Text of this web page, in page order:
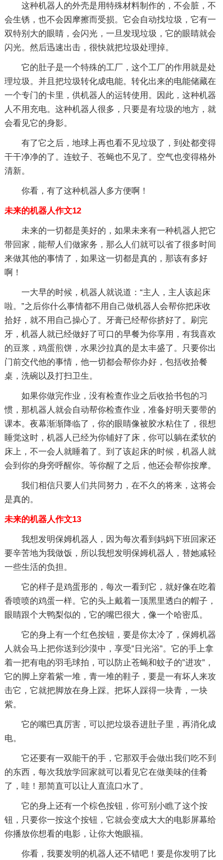
这种机器人的外壳是用特殊材料制作的，不会脏，不
会生锈，也不会因摩擦而受损。它会自动找垃圾，它有一
双特别大的眼睛，会闪光，一旦发现垃圾，它的眼睛就会
闪光。然后迅速出击，很快就把垃圾处理掉。
它的肚子是一个特殊的工厂，这个工厂的作用就是处
理垃圾。并且把垃圾转化成电能。转化出来的电能储藏在
一个专门的卡里，供机器人的运转使用。因此，这种机器
人不用充电。这种机器人很多，只要是有垃圾的地方，就
会看见它的身影。
有了它之后，地球上再也看不见垃圾了，到处都变得
干干净净的了。连蚊子、苍蝇也不见了。空气也变得格外
清新。
你看，有了这种机器人多方便啊！
未来的机器人作文12
未来的一切都是美好的，如果未来有一种机器人把它
带回家，能帮人们做家务，那么人们就可以省了很多时间
来做其他的事情了，如果这一切都是真的，那该有多好
啊！
一大早的时候，机器人就说道：“主人，主人该起床
啦。”之后你什么事情都不用自己做机器人会帮你把床收
拾好，就不用自己操心了。牙膏已经帮你挤好了。刷完
牙，机器人就已经做好了可口的早餐为你享用，有我喜欢
的豆浆，鸡蛋煎饼，水果沙拉真的是太丰盛了。只要你出
门前交代他的事情，他一切都会帮你办好，包括收拾餐
桌，洗碗以及打扫卫生。
如果你做完作业，没有检查作业之后收拾书包的习
惯，那机器人就会自动帮你检查作业，准备好明天要带的
课本。夜幕渐渐降临了，你的眼睛像被胶水粘住了，很想
睡觉这时，机器人已经为你铺好了床，你可以躺在柔软的
床上，不一会人就睡着了。到了该起床的时候，机器人就
会到你的身旁呼醒你。等你醒了之后，他还会帮你按摩。
我们相信只要人们共同努力，在不久的将来，这将会
是真的。
未来的机器人作文13
我想发明保姆机器人，因为每次看到妈妈下班回家还
要辛苦地为我做饭，所以我想发明保姆机器人，替她减轻
一些生活的负担。
它的样子是鸡蛋形的，每次一看到它，就好像在吃着
香喷喷的鸡蛋一样。它的头上戴着一顶黑里透白的帽子，
眼睛跟个大鸭梨似的，它的嘴巴很大，像一个哈密瓜。
它的身上有一个红色按钮，要是你太冷了，保姆机器
人就会马上把你送到沙漠中，享受”日光浴”。它的手上拿
着一把有电的羽毛球拍，可以防止苍蝇和蚊子的”进攻”，
它的脚上穿着紫一堆，青一堆的鞋子，要是一有坏人来攻
击它，它就把脚放在身上踩。把坏人踩得一块青，一块
紫。
它的嘴巴真厉害，可以把垃圾吞进肚子里，再消化成
电。
它还要有一双能干的手，它那双手会做出我们吃不到
的东西，每次我放学回家就可以看见它在做美味的佳肴
了，哇！那简直可以让人直流口水了。
它的身上还有一个棕色按钮，你可别小瞧了这个按
钮，只要你一按这个按钮，它就会变成大大的电影屏幕给
你播放你想看的电影，让你大饱眼福。
你看，我要发明的机器人还不错吧！要是你发明了比